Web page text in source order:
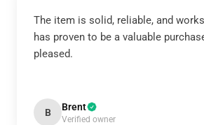
The item is solid, reliable, and
has proven to be a valuable
pleased.
B Brent
Verified owner